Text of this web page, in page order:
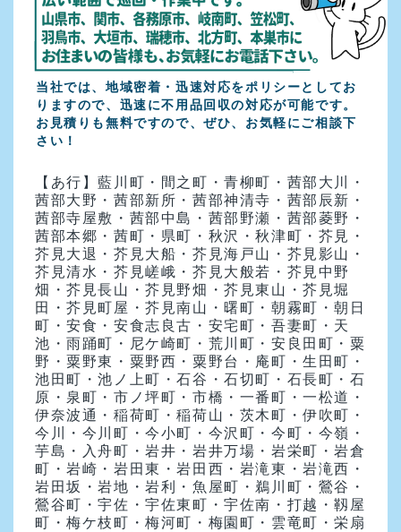
当社では、地域密着・迅速対応をポリシーとしてお
りますので、迅速に不用品回収の対応が可能です。
お見積りも無料ですので、ぜひ、お気軽にご相談下
さい！
【あ行】藍川町・間之町・青柳町・茜部大川・
茜部大野・茜部新所・茜部神清寺・茜部辰新・
茜部寺屋敷・茜部中島・茜部野瀬・茜部菱野・
茜部本郷・茜町・県町・秋沢・秋津町・芥見・
芥見大退・芥見大船・芥見海戸山・芥見影山・
芥見清水・芥見嵯峨・芥見大般若・芥見中野
畑・芥見長山・芥見野畑・芥見東山・芥見堀
田・芥見町屋・芥見南山・曙町・朝霧町・朝日
町・安食・安食志良古・安宅町・吾妻町・天
池・雨踊町・尼ケ崎町・荒川町・安良田町・粟
野・粟野東・粟野西・粟野台・庵町・生田町・
池田町・池ノ上町・石谷・石切町・石長町・石
原・泉町・市ノ坪町・市橋・一番町・一松道・
伊奈波通・稲荷町・稲荷山・茨木町・伊吹町・
今川・今川町・今小町・今沢町・今町・今嶺・
芋島・入舟町・岩井・岩井万場・岩栄町・岩倉
町・岩崎・岩田東・岩田西・岩滝東・岩滝西・
岩田坂・岩地・岩利・魚屋町・鵜川町・鶯谷・
鶯谷町・宇佐・宇佐東町・宇佐南・打越・靱屋
町・梅ケ枝町・梅河町・梅園町・雲竜町・栄扇